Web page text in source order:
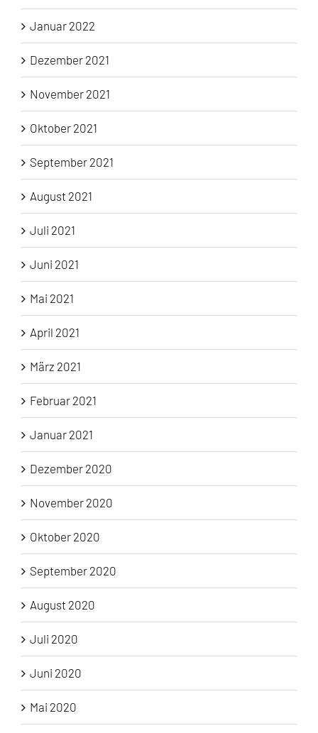
Januar 2022
Dezember 2021
November 2021
Oktober 2021
September 2021
August 2021
Juli 2021
Juni 2021
Mai 2021
April 2021
März 2021
Februar 2021
Januar 2021
Dezember 2020
November 2020
Oktober 2020
September 2020
August 2020
Juli 2020
Juni 2020
Mai 2020